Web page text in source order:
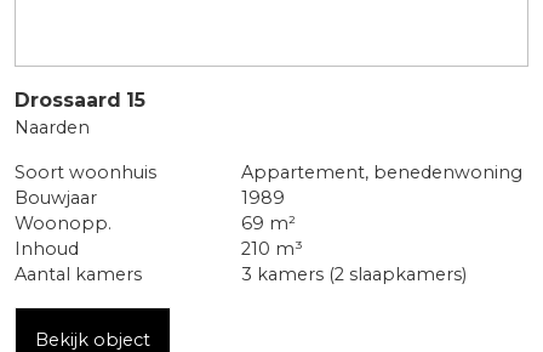
Drossaard 15
Naarden
Soort woonhuis
Appartement, benedenwoning
Bouwjaar
1989
Woonopp.
69 m²
Inhoud
210 m³
Aantal kamers
3 kamers (2 slaapkamers)
Bekijk object